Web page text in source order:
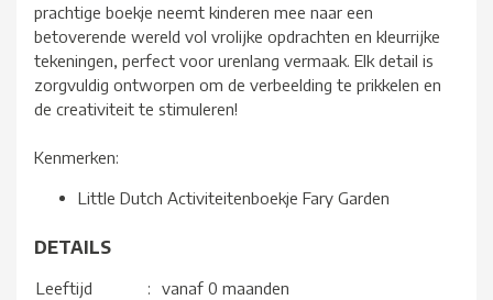
prachtige boekje neemt kinderen mee naar een
betoverende wereld vol vrolijke opdrachten en kleurrijke
tekeningen, perfect voor urenlang vermaak. Elk detail is
zorgvuldig ontworpen om de verbeelding te prikkelen en
de creativiteit te stimuleren!
Kenmerken:
Little Dutch Activiteitenboekje Fary Garden
DETAILS
Leeftijd :
vanaf 0 maanden